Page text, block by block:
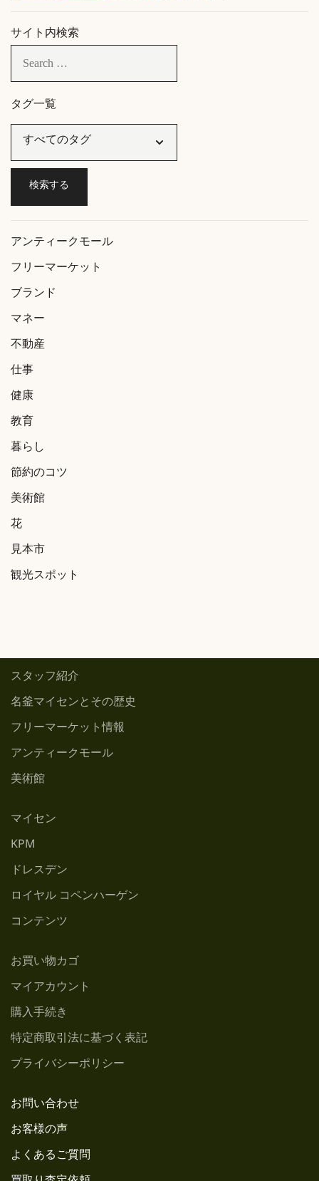
サイト内検索
タグ一覧
アンティークモール
フリーマーケット
ブランド
マネー
不動産
仕事
健康
教育
暮らし
節約のコツ
美術館
花
見本市
観光スポット
スタッフ紹介
名釜マイセンとその歴史
フリーマーケット情報
アンティークモール
美術館
マイセン
KPM
ドレスデン
ロイヤル コペンハーゲン
コンテンツ
お買い物カゴ
マイアカウント
購入手続き
特定商取引法に基づく表記
プライバシーポリシー
お問い合わせ
お客様の声
よくあるご質問